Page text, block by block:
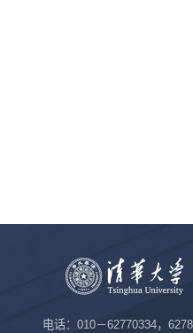
电话：010－62770334，